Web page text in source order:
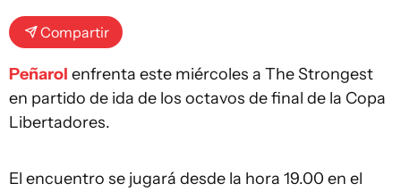
Compartir
Peñarol enfrenta este miércoles a The Strongest
en partido de ida de los octavos de final de la Copa
Libertadores.
El encuentro se jugará desde la hora 19.00 en el